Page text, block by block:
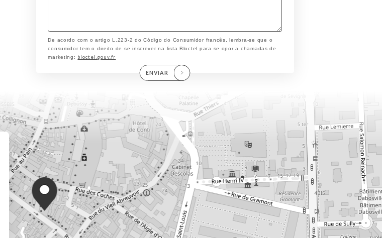
De acordo com o artigo L.223-2 do Código do Consumidor francês, lembra-se que o
consumidor tem o direito de se inscrever na lista Bloctel para se opor a chamadas de
marketing: bloctel.gouv.fr
ENVIAR